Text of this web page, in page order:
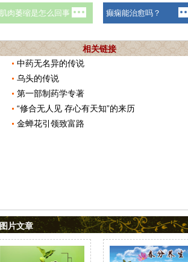
相关链接
中药无名异的传说
乌头的传说
第一部制药学专著
“修合无人见 存心有天知”的来历
金蝉花引领致富路
图片文章